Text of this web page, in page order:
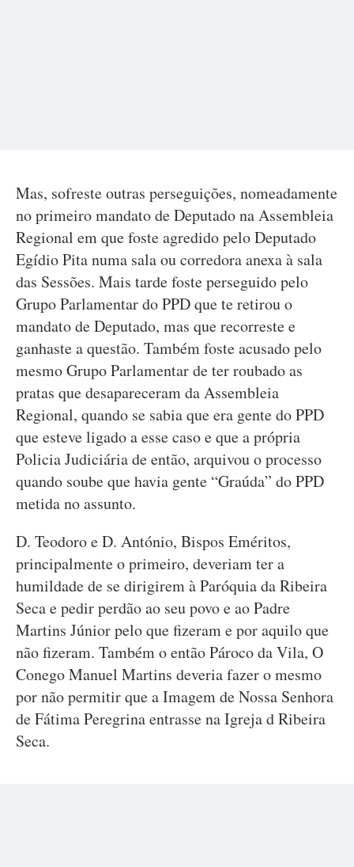
Mas, sofreste outras perseguições, nomeadamente
no primeiro mandato de Deputado na Assembleia
Regional em que foste agredido pelo Deputado
Egídio Pita numa sala ou corredora anexa à sala
das Sessões. Mais tarde foste perseguido pelo
Grupo Parlamentar do PPD que te retirou o
mandato de Deputado, mas que recorreste e
ganhaste a questão. Também foste acusado pelo
mesmo Grupo Parlamentar de ter roubado as
pratas que desapareceram da Assembleia
Regional, quando se sabia que era gente do PPD
que esteve ligado a esse caso e que a própria
Policia Judiciária de então, arquivou o processo
quando soube que havia gente “Graúda” do PPD
metida no assunto.
D. Teodoro e D. António, Bispos Eméritos,
principalmente o primeiro, deveriam ter a
humildade de se dirigirem à Paróquia da Ribeira
Seca e pedir perdão ao seu povo e ao Padre
Martins Júnior pelo que fizeram e por aquilo que
não fizeram. Também o então Pároco da Vila, O
Conego Manuel Martins deveria fazer o mesmo
por não permitir que a Imagem de Nossa Senhora
de Fátima Peregrina entrasse na Igreja d Ribeira
Seca.